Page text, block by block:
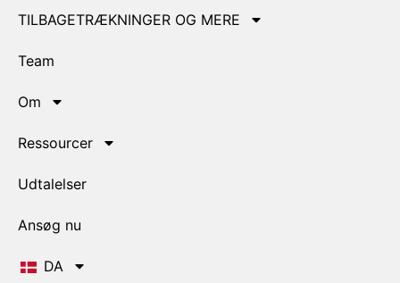
TILBAGETRÆKNINGER OG MERE
Team
Om
Ressourcer
Udtalelser
Ansøg nu
DA